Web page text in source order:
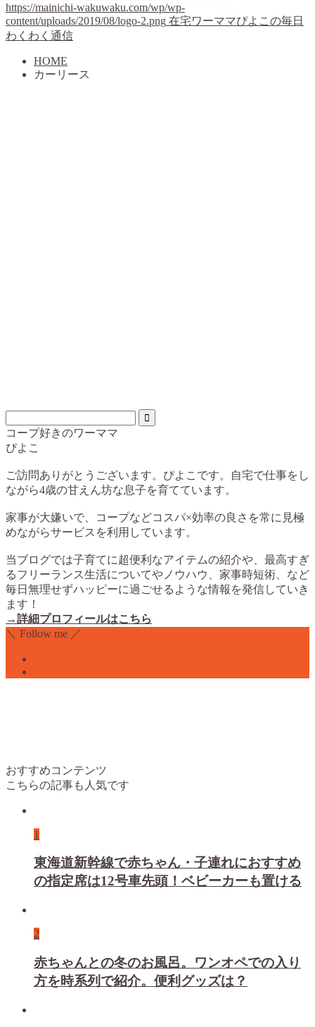
https://mainichi-wakuwaku.com/wp/wp-
content/uploads/2019/08/logo-2.png 在宅ワーママぴよこの毎日
わくわく通信
HOME
カーリース
コープ好きのワーママ
ぴよこ
ご訪問ありがとうございます。ぴよこです。自宅で仕事をし
ながら4歳の甘えん坊な息子を育てています。
家事が大嫌いで、コープなどコスパ×効率の良さを常に見極
めながらサービスを利用しています。
当ブログでは子育てに超便利なアイテムの紹介や、最高すぎ
るフリーランス生活についてやノウハウ、家事時短術、など
毎日無理せずハッピーに過ごせるような情報を発信していき
ます！
→詳細プロフィールはこちら
＼ Follow me ／
おすすめコンテンツ
こちらの記事も人気です
1
東海道新幹線で赤ちゃん・子連れにおすすめ
の指定席は12号車先頭！ベビーカーも置ける
2
赤ちゃんとの冬のお風呂。ワンオペでの入り
方を時系列で紹介。便利グッズは？